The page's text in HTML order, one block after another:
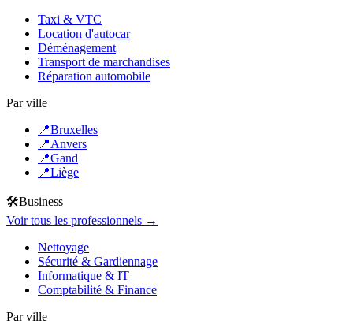
Taxi & VTC
Location d'autocar
Déménagement
Transport de marchandises
Réparation automobile
Par ville
📍Bruxelles
📍Anvers
📍Gand
📍Liège
🛠️Business
Voir tous les professionnels →
Nettoyage
Sécurité & Gardiennage
Informatique & IT
Comptabilité & Finance
Par ville